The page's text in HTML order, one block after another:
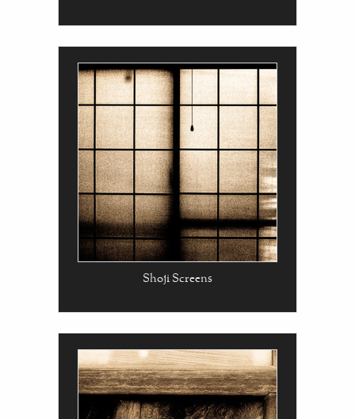
Shoji Screens